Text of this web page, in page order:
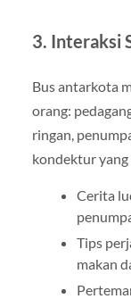
3. Interaksi
Bus antarkota
orang:
ringan,
kondektur yang
Cerita
Tips
makan